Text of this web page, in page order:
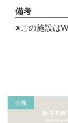
備考
※この施設は
公園